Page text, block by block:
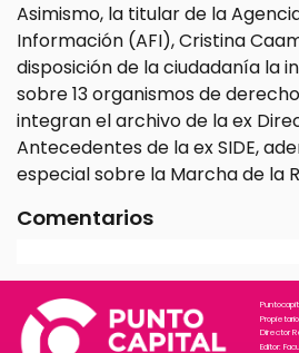
Asimismo, la titular de la
Información (AFI), Cristina
disposición de la ciudadanía la
sobre 13 organismos de
integran el archivo de la ex
Antecedentes de la ex SIDE,
especial sobre la Marcha de la
Comentarios
Director
Editor: